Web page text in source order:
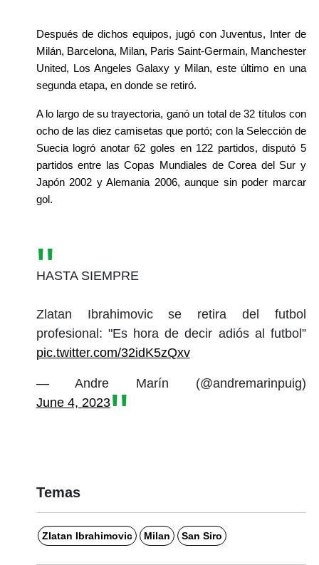
Después de dichos equipos, jugó con Juventus, Inter de
Milán, Barcelona, Milan, Paris Saint-Germain, Manchester
United, Los Angeles Galaxy y Milan, este último en una
segunda etapa, en donde se retiró.
A lo largo de su trayectoria, ganó un total de 32 títulos con
ocho de las diez camisetas que portó; con la Selección de
Suecia logró anotar 62 goles en 122 partidos, disputó 5
partidos entre las Copas Mundiales de Corea del Sur y
Japón 2002 y Alemania 2006, aunque sin poder marcar
gol.
HASTA SIEMPRE
Zlatan Ibrahimovic se retira del futbol
profesional: "Es hora de decir adiós al futbol”
pic.twitter.com/32idK5zQxv
— Andre Marín (@andremarinpuig)
June 4, 2023
Temas
Zlatan Ibrahimovic Milan San Siro